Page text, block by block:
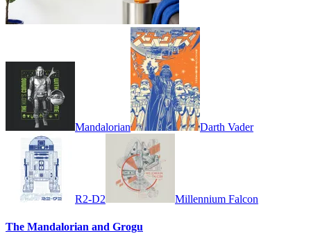
Mandalorian Darth Vader
R2-D2 Millennium Falcon
The Mandalorian and Grogu